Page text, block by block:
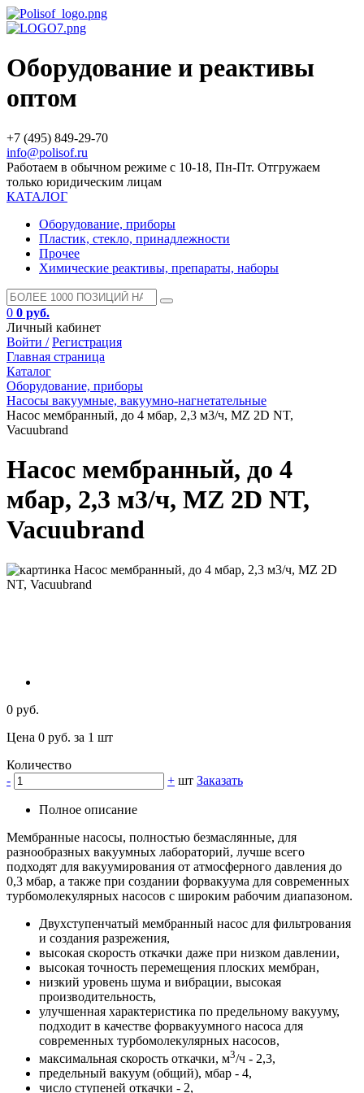
Оборудование и реактивы
оптом
+7 (495) 849-29-70
info@polisof.ru
Работаем в обычном режиме с 10-18, Пн-Пт. Отгружаем
только юридическим лицам
КАТАЛОГ
Оборудование, приборы
Пластик, стекло, принадлежности
Прочее
Химические реактивы, препараты, наборы
0 0 руб.
Личный кабинет
Войти / Регистрация
Главная страница
Каталог
Оборудование, приборы
Насосы вакуумные, вакуумно-нагнетательные
Насос мембранный, до 4 мбар, 2,3 м3/ч, MZ 2D NT,
Vacuubrand
Насос мембранный, до 4
мбар, 2,3 м3/ч, MZ 2D NT,
Vacuubrand
0 руб.
Цена 0 руб. за 1 шт
Количество
-
+ шт Заказать
Полное описание
Мембранные насосы, полностью безмаслянные, для
разнообразных вакуумных лабораторий, лучше всего
подходят для вакуумирования от атмосферного давления до
0,3 мбар, а также при создании форвакуума для современных
турбомолекулярных насосов с широким рабочим диапазоном.
Двухступенчатый мембранный насос для фильтрования
и создания разрежения,
высокая скорость откачки даже при низком давлении,
высокая точность перемещения плоских мембран,
низкий уровень шума и вибрации, высокая
производительность,
улучшенная характеристика по предельному вакууму,
подходит в качестве форвакуумного насоса для
современных турбомолекулярных насосов,
максимальная скорость откачки, м3/ч - 2,3,
предельный вакуум (общий), мбар - 4,
число ступеней откачки - 2,